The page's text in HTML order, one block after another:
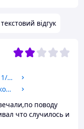
відгук
Штуцер для врізання в ємність бак 1/2" дюйма з підтискною контргайкою пластиковий. Врізка для бака, резервуар.
Ємність для води 750 літрів пластикова вертикальна харчова двошарова. Бак, бочка, резервуар 750 літрів.
поводу
что случилось и